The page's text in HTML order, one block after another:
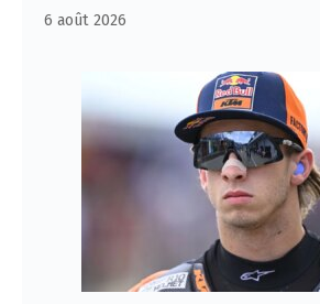
6 août 2026